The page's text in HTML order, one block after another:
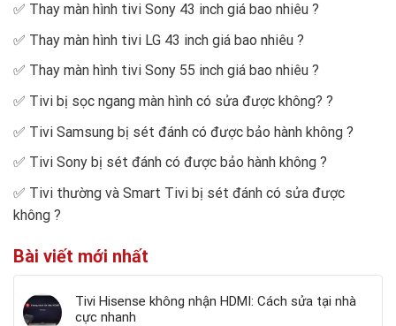
✅ Thay màn hình tivi Sony 43 inch giá bao nhiêu ?
✅ Thay màn hình tivi LG 43 inch giá bao nhiêu ?
✅ Thay màn hình tivi Sony 55 inch giá bao nhiêu ?
✅ Tivi bị sọc ngang màn hình có sửa được không? ?
✅ Tivi Samsung bị sét đánh có được bảo hành không ?
✅ Tivi Sony bị sét đánh có được bảo hành không ?
✅ Tivi thường và Smart Tivi bị sét đánh có sửa được
không ?
Bài viết mới nhất
Tivi Hisense không nhận HDMI: Cách sửa tại nhà
cực nhanh